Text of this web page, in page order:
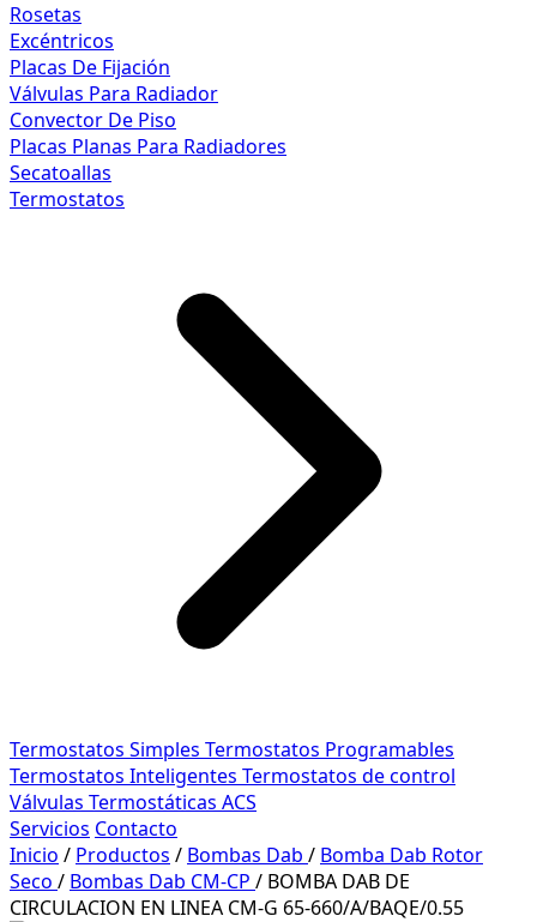
Rosetas
Excéntricos
Placas De Fijación
Válvulas Para Radiador
Convector De Piso
Placas Planas Para Radiadores
Secatoallas
Termostatos
Termostatos Simples Termostatos Programables
Termostatos Inteligentes Termostatos de control
Válvulas Termostáticas ACS
Servicios Contacto
Inicio / Productos / Bombas Dab / Bomba Dab Rotor
Seco / Bombas Dab CM-CP / BOMBA DAB DE
CIRCULACION EN LINEA CM-G 65-660/A/BAQE/0.55